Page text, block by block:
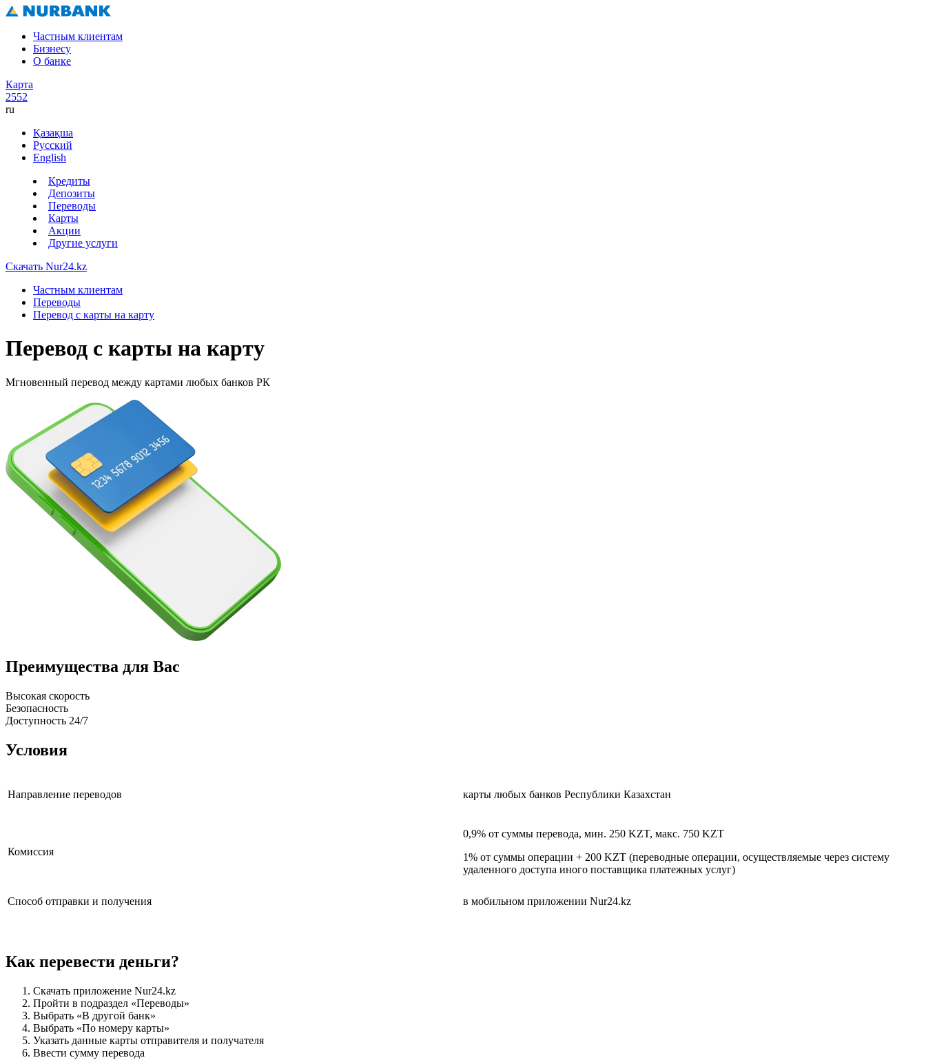
Частным клиентам
Бизнесу
О банке
Карта
2552
ru
Қазақша
Русский
English
Кредиты
Депозиты
Переводы
Карты
Акции
Другие услуги
Скачать Nur24.kz
Частным клиентам
Переводы
Перевод с карты на карту
Перевод с карты на карту
Мгновенный перевод между картами любых банков РК
Преимущества для Вас
Высокая скорость
Безопасность
Доступность 24/7
Условия
Направление переводов карты любых банков Республики Казахстан
Комиссия
0,9% от суммы перевода, мин. 250 KZT, макс. 750 KZT
1% от суммы операции + 200 KZT (переводные операции, осуществляемые через систему
удаленного доступа иного поставщика платежных услуг)
Способ отправки и получения в мобильном приложении Nur24.kz
Как перевести деньги?
Скачать приложение Nur24.kz
Пройти в подраздел «Переводы»
Выбрать «В другой банк»
Выбрать «По номеру карты»
Указать данные карты отправителя и получателя
Ввести сумму перевода